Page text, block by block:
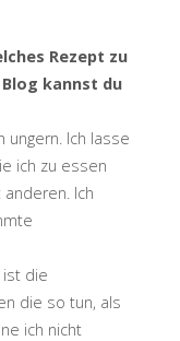
Rezept zu
kannst du
ungern. Ich lasse
ich zu essen
Ich
ist die
die so tun, als
ich nicht